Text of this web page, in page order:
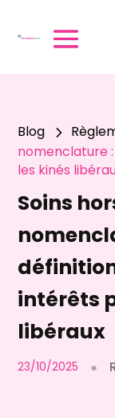
Blog 5
nomenclature
les kinés
Soins
intérêts
libéraux
23/10/2025 ●